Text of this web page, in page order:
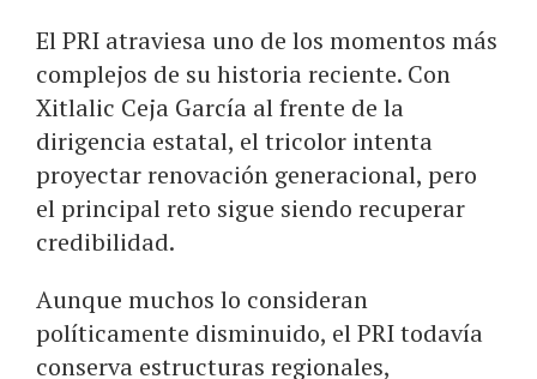
El PRI atraviesa uno de los momentos más
complejos de su historia reciente. Con
Xitlalic Ceja García al frente de la
dirigencia estatal, el tricolor intenta
proyectar renovación generacional, pero
el principal reto sigue siendo recuperar
credibilidad.
Aunque muchos lo consideran
políticamente disminuido, el PRI todavía
conserva estructuras regionales,